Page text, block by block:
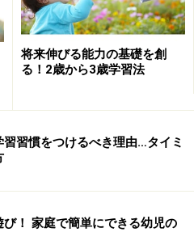
あるのです。
お腹の筋肉を鍛え、強化す
良い刺激を与えます。モノ
「つまむ」動作はシナプス
のうちで、非常に期間が短い
し、思う存分ハイハイを楽
具体的な関わり方をご紹介し
将来伸びる能力の基礎を創
る！2歳から3歳学習法
習習慣をつけるべき理由…タイミ
び！ 家庭で簡単にできる幼児の